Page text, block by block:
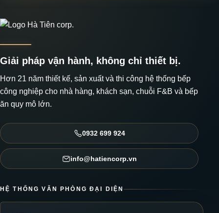
Giải pháp vận hành, không chỉ thiết bị.
Hơn 21 năm thiết kế, sản xuất và thi công hệ thống bếp
công nghiệp cho nhà hàng, khách sạn, chuỗi F&B và bếp
ăn quy mô lớn.
0932 699 924
info@hatiencorp.vn
HỆ THỐNG VĂN PHÒNG ĐẠI DIỆN